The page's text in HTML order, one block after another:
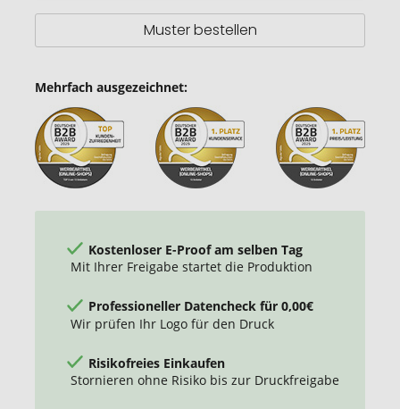
erweitertes
mit
in
Bambusgehäuse
Muster bestellen
Mehrfach ausgezeichnet:
Kostenloser E-Proof am selben Tag
Mit Ihrer Freigabe startet die Produktion
Professioneller Datencheck für 0,00€
Wir prüfen Ihr Logo für den Druck
Risikofreies Einkaufen
Stornieren ohne Risiko bis zur Druckfreigabe